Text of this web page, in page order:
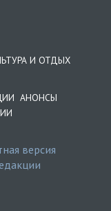
И ОТДЫХ
АНОНСЫ
версия